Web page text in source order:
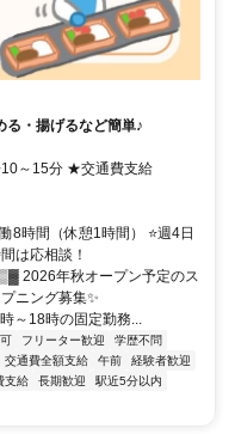
る・揚げるなど簡単♪
10～15分 ★交通費支給
8時間（休憩1時間） ⭐週4日
は応相談！
年秋オープン予定のス
ニング募集✨
18時の固定勤務...
フリーター歓迎
学歴不問
交通費全額支給 午前
経験者歓迎
支給 長期歓迎
駅近5分以内